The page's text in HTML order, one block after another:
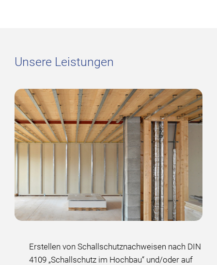
Unsere Leistungen
Erstellen von Schallschutznachweisen nach DIN
4109 „Schallschutz im Hochbau“ und/oder auf